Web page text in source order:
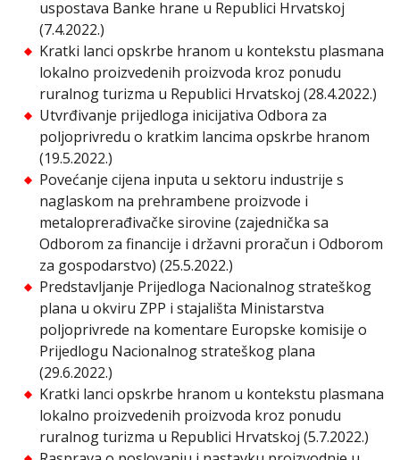
uspostava Banke hrane u Republici Hrvatskoj
(7.4.2022.)
Kratki lanci opskrbe hranom u kontekstu plasmana
lokalno proizvedenih proizvoda kroz ponudu
ruralnog turizma u Republici Hrvatskoj (28.4.2022.)
Utvrđivanje prijedloga inicijativa Odbora za
poljoprivredu o kratkim lancima opskrbe hranom
(19.5.2022.)
Povećanje cijena inputa u sektoru industrije s
naglaskom na prehrambene proizvode i
metaloprerađivačke sirovine (zajednička sa
Odborom za financije i državni proračun i Odborom
za gospodarstvo) (25.5.2022.)
Predstavljanje Prijedloga Nacionalnog strateškog
plana u okviru ZPP i stajališta Ministarstva
poljoprivrede na komentare Europske komisije o
Prijedlogu Nacionalnog strateškog plana
(29.6.2022.)
Kratki lanci opskrbe hranom u kontekstu plasmana
lokalno proizvedenih proizvoda kroz ponudu
ruralnog turizma u Republici Hrvatskoj (5.7.2022.)